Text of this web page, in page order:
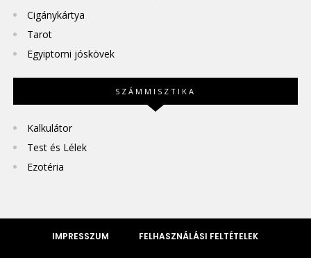
Cigánykártya
Tarot
Egyiptomi jóskövek
SZÁMMISZTIKA
Kalkulátor
Test és Lélek
Ezotéria
IMPRESSZUM FELHASZNÁLÁSI FELTÉTELEK